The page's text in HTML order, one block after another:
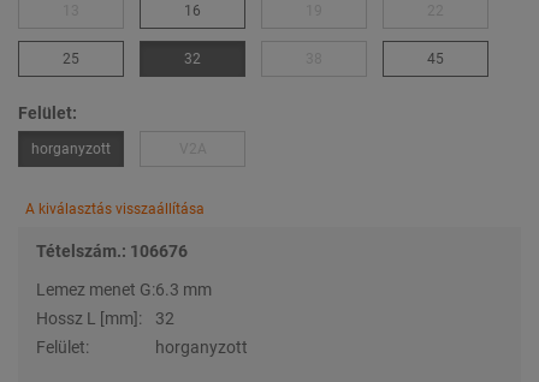
16
25 32 45
Felület:
horganyzott
A kiválasztás visszaállítása
Tételszám.: 106676
Lemez menet G:6.3 mm
Hossz L [mm]:
32
Felület:
horganyzott